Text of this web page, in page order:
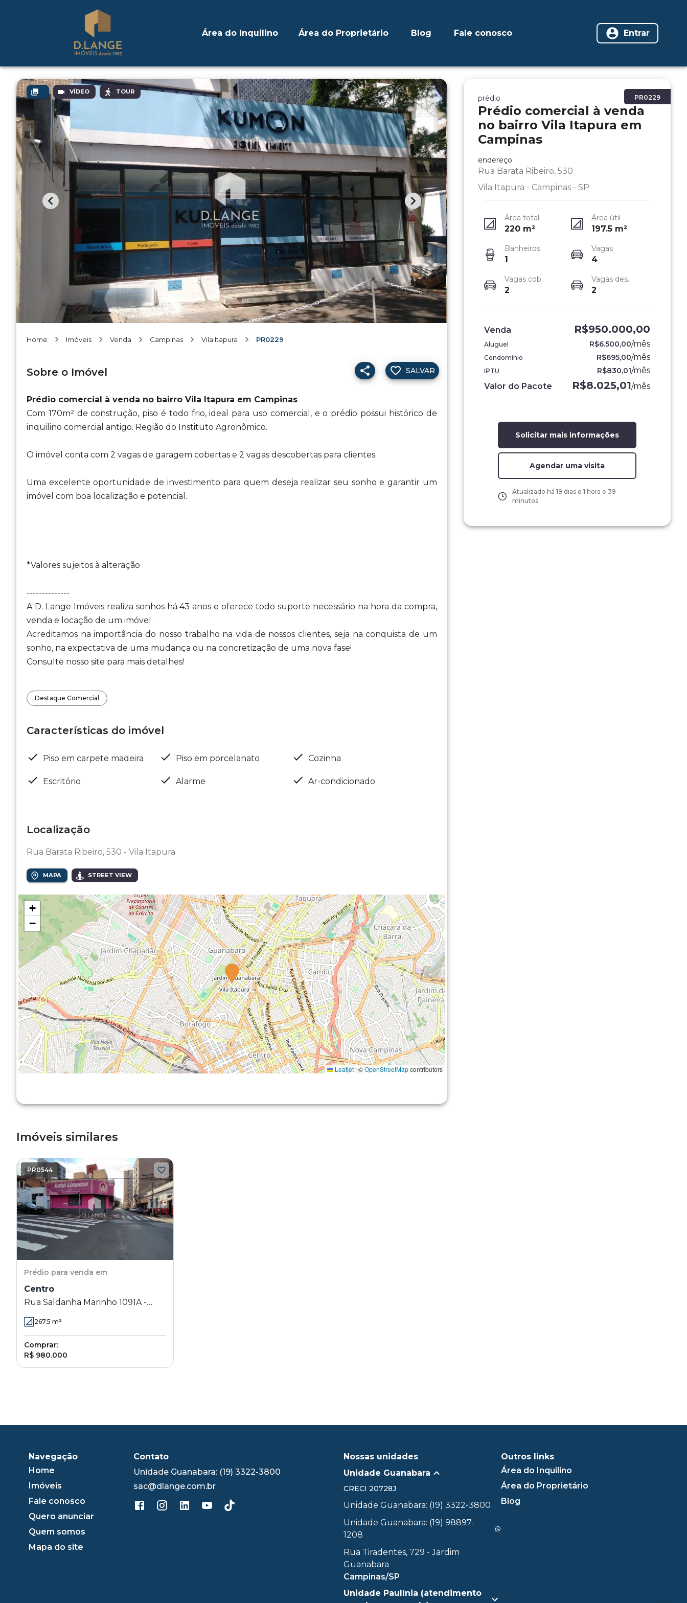
Área do Inquilino Área do Proprietário Blog Fale conosco Entrar
VÍDEO TOUR
Home Imóveis Venda Campinas Vila Itapura PR0229
Sobre o Imóvel
Prédio comercial à venda no bairro Vila Itapura em Campinas
Com 170m² de construção, piso é todo frio, ideal para uso comercial, e o prédio possui histórico de
inquilino comercial antigo. Região do Instituto Agronômico.
O imóvel conta com 2 vagas de garagem cobertas e 2 vagas descobertas para clientes.
Uma excelente oportunidade de investimento para quem deseja realizar seu sonho e garantir um
imóvel com boa localização e potencial.
*Valores sujeitos à alteração
--------------
A D. Lange Imóveis realiza sonhos há 43 anos e oferece todo suporte necessário na hora da compra,
venda e locação de um imóvel.
Acreditamos na importância do nosso trabalho na vida de nossos clientes, seja na conquista de um
sonho, na expectativa de uma mudança ou na concretização de uma nova fase!
Consulte nosso site para mais detalhes!
Destaque Comercial
SALVAR
Características do imóvel
Piso em carpete madeira Piso em porcelanato Cozinha
Escritório Alarme Ar-condicionado
Localização
Rua Barata Ribeiro, 530 - Vila Itapura
MAPA STREET VIEW
+
−
Leaflet | ©OpenStreetMapcontributors
PR0229
prédio
Prédio comercial à venda
no bairro Vila Itapura em
Campinas
endereço
Rua Barata Ribeiro, 530
Vila Itapura - Campinas - SP
Área total
220m²
Área útil
197.5 m²
Banheiros
1
Vagas
4
Vagas cob.
2
Vagas des.
2
Venda R$950.000,00
Aluguel R$6.500,00/mês
Condomínio R$695,00/mês
IPTU R$830,01/mês
Valor do Pacote
R$8.025,01/mês
Solicitar mais informações
Agendar uma visita
Atualizado há 19 dias e 1 hora e 39
minutos
Imóveis similares
PR0544
Prédio para venda em
Centro
Rua Saldanha Marinho 1091A -
Centro - Campinas - SP
267.5 m²
Comprar:
R$ 980.000
Navegação
Home
Imóveis
Fale conosco
Quero anunciar
Quem somos
Mapa do site
Contato
Unidade Guanabara: (19) 3322-3800
sac@dlange.com.br
Nossas unidades
Unidade Guanabara
CRECI 20728J
Unidade Guanabara: (19) 3322-3800
Unidade Guanabara: (19) 98897-
1208
Rua Tiradentes, 729 - Jardim
Guanabara
Campinas/SP
Unidade Paulínia (atendimento
Outros links
Área do Inquilino
Área do Proprietário
Blog